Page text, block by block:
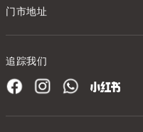
门市地址
追踪我们